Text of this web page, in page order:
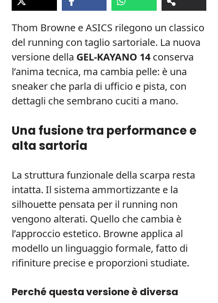
Thom Browne e ASICS rilegono un classico
del running con taglio sartoriale. La nuova
versione della GEL-KAYANO 14 conserva
l’anima tecnica, ma cambia pelle: è una
sneaker che parla di ufficio e pista, con
dettagli che sembrano cuciti a mano.
Una fusione tra performance e
alta sartoria
La struttura funzionale della scarpa resta
intatta. Il sistema ammortizzante e la
silhouette pensata per il running non
vengono alterati. Quello che cambia è
l’approccio estetico. Browne applica al
modello un linguaggio formale, fatto di
rifiniture precise e proporzioni studiate.
Perché questa versione è diversa